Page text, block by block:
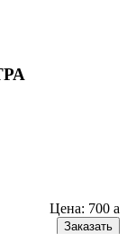
Цена: 700 a
Заказать